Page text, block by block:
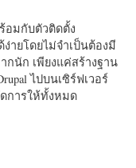
อมกับตัวติดตั้ง
ง่ายโดยไม่จำเป็นต้องมี
กนัก เพียงแค่สร้างฐาน
ไปบนเซิร์ฟเวอร์
การให้ทั้งหมด